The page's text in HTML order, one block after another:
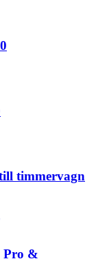
timmervagn
Pro &